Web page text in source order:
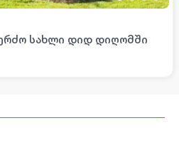
სახლი დიდ დიღომში